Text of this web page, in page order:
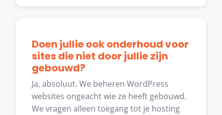
Doen jullie ook onderhoud voor
sites die niet door jullie zijn
gebouwd?
Ja, absoluut. We beheren WordPress
websites ongeacht wie ze heeft gebouwd.
We vragen alleen toegang tot je hosting